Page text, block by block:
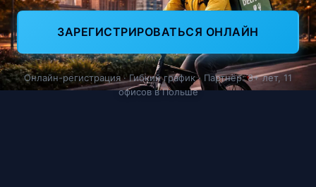
ЗАРЕГИСТРИРОВАТЬСЯ ОНЛАЙН
Онлайн-регистрация · Гибкий график · Партнёр: 8+ лет, 11
офисов в Польше